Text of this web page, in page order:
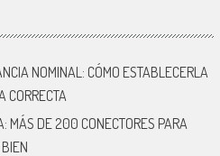
NOMINAL: CÓMO ESTABLECERLA
CORRECTA
MÁS DE 200 CONECTORES PARA